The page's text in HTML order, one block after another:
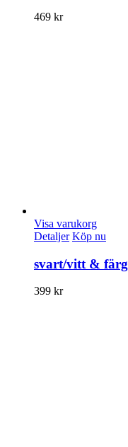
469 kr
Visa varukorg
Detaljer Köp nu
svart/vitt & färg
399 kr